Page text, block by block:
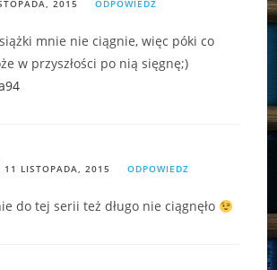
2015 ODPOWIEDZ
mnie nie ciągnie, więc póki co
w przyszłości po nią sięgnę;)
11 LISTOPADA, 2015 ODPOWIEDZ
do tej serii też długo nie ciągnęło